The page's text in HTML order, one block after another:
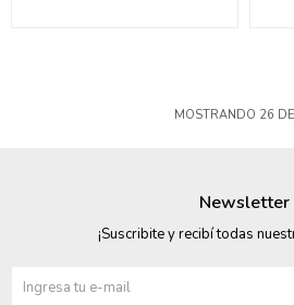
MOSTRANDO 26 DE
Newsletter
¡Suscribite y recibí todas